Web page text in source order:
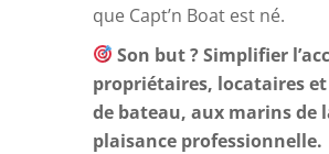
que Capt’n Boat est né.
Son but ? Simplifier
propriétaires, locataires
de bateau, aux marins de
plaisance professionnelle.